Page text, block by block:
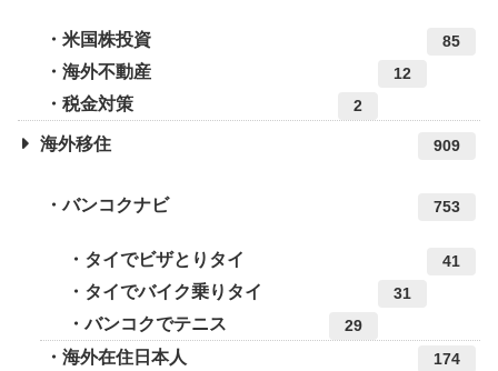
米国株投資 85
海外不動産 12
税金対策 2
海外移住 909
バンコクナビ 753
タイでビザとりタイ 41
タイでバイク乗りタイ 31
バンコクでテニス 29
海外在住日本人 174